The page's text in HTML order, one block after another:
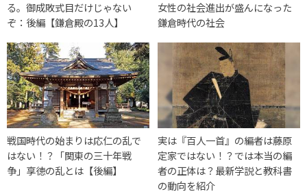
る。御成敗式目だけじゃない
ぞ：後編【鎌倉殿の13人】
女性の社会進出が盛んになった
鎌倉時代の社会
戦国時代の始まりは応仁の乱で
はない！？「関東の三十年戦
争」享徳の乱とは【後編】
実は『百人一首』の編者は藤原
定家ではない！？では本当の編
者の正体は？最新学説と教科書
の動向を紹介